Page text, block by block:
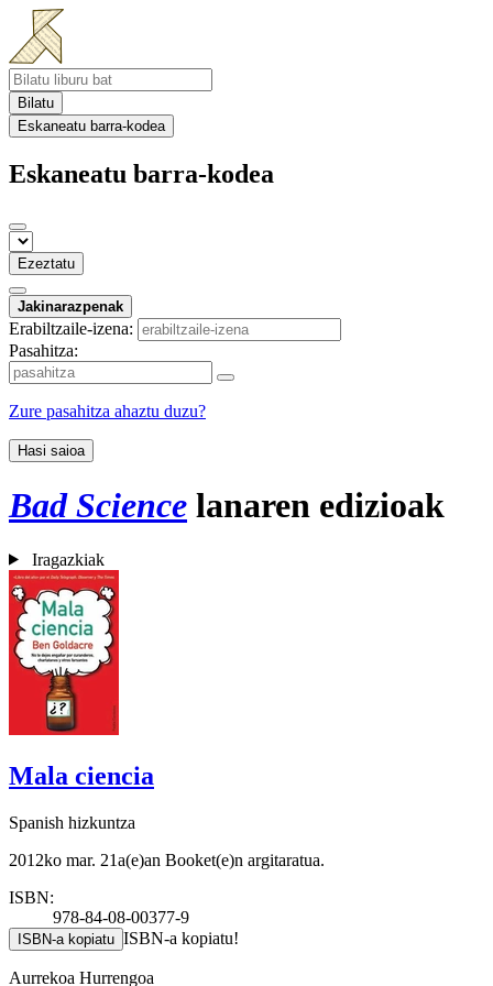
Bilatu
Eskaneatu barra-kodea
Eskaneatu barra-kodea
Ezeztatu
Jakinarazpenak
Erabiltzaile-izena:
Pasahitza:
Zure pasahitza ahaztu duzu?
Hasi saioa
Bad Science lanaren edizioak
Iragazkiak
Mala ciencia
Spanish hizkuntza
2012ko mar. 21a(e)an Booket(e)n argitaratua.
ISBN:
978-84-08-00377-9
ISBN-a kopiatu ISBN-a kopiatu!
Aurrekoa Hurrengoa